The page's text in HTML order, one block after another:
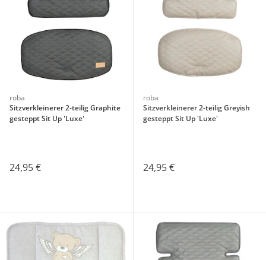
roba
Sitzverkleinerer 2-teilig Graphite
gesteppt Sit Up 'Luxe'
24,95 €
roba
Sitzverkleinerer 2-teilig Greyish
gesteppt Sit Up 'Luxe'
24,95 €